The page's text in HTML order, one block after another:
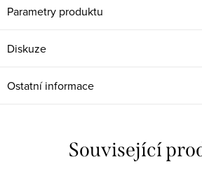
Parametry produktu
Diskuze
Ostatní informace
Související